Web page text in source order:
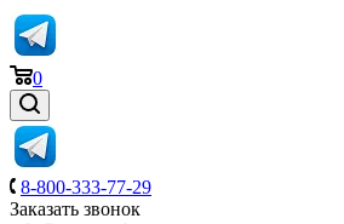
0
8-800-333-77-29
Заказать звонок